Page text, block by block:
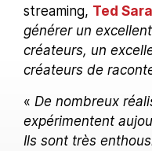
streaming, Ted
générer un
créateurs, un
créateurs de
« De nombreux
expérimentent
Ils sont très